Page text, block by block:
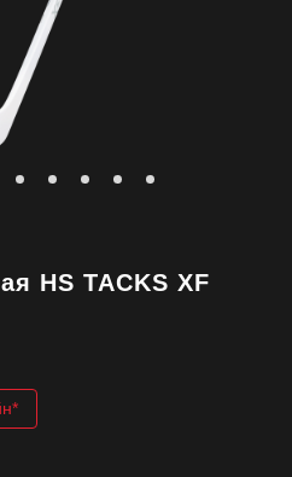
HS TACKS XF